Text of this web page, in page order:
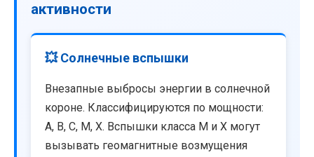
активности
💥 Солнечные вспышки
Внезапные выбросы энергии в солнечной
короне. Классифицируются по мощности:
A, B, C, M, X. Вспышки класса M и X могут
вызывать геомагнитные возмущения